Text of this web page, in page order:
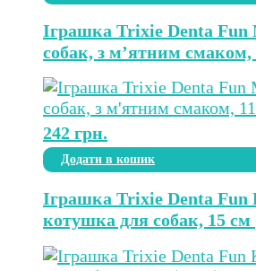
Іграшка Trixie Denta Fun
собак, з м’ятним смаком,
242 грн.
Додати в кошик
Іграшка Trixie Denta Fun
котушка для собак, 15 см